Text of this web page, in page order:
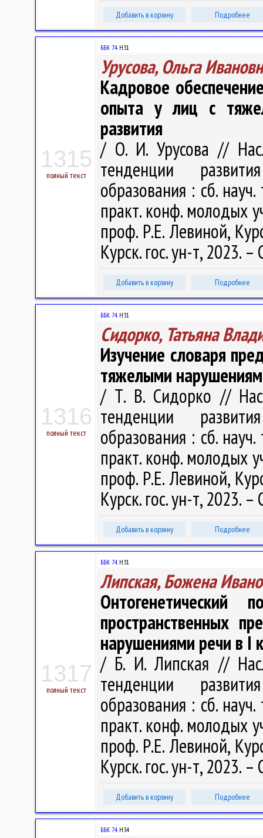
Добавить в корзину Подробнее
1315
полный текст
ББК 74.Н31
Урусова, Ольга
Кадровое
опыта у лиц с
развития
/ О. И. Урусова //
тенденции
образования : сб.
практ. конф. молодых
проф. Р.Е. Левиной,
Курск. гос. ун-т, 2023.
Добавить в корзину Подробнее
1316
полный текст
ББК 74.Н31
Сидорко, Татьяна
Изучение словаря
тяжелыми
/ Т. В. Сидорко //
тенденции
образования : сб.
практ. конф. молодых
проф. Р.Е. Левиной,
Курск. гос. ун-т, 2023.
Добавить в корзину Подробнее
1317
полный текст
ББК 74.Н31
Липская, Божена
пространственных
нарушениями речи в I
/ Б. И. Липская //
тенденции
образования : сб.
практ. конф. молодых
проф. Р.Е. Левиной,
Курск. гос. ун-т, 2023.
Добавить в корзину Подробнее
ББК 74.Н34